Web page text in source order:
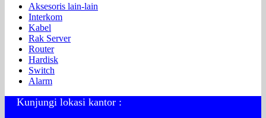
Aksesoris lain-lain
Interkom
Kabel
Rak Server
Router
Hardisk
Switch
Alarm
Kunjungi lokasi kantor :